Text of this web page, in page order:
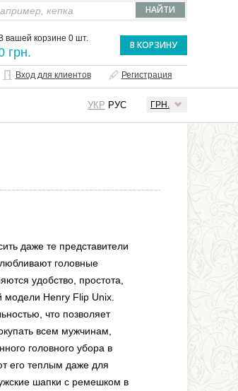
В вашей корзине 0 шт.
грн.
В КОРЗИНУ
Вход для клиентов Регистрация
ГРН.
УКР РУС
даже те представители
головные
удобство, простота,
модели Henry Flip Unix.
что позволяет
всем мужчинам,
головного убора в
его теплым даже для
шапки с ремешком в